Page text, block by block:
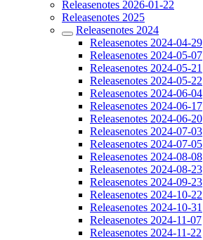
Releasenotes 2026-01-22
Releasenotes 2025
Releasenotes 2024
Releasenotes 2024-04-29
Releasenotes 2024-05-07
Releasenotes 2024-05-21
Releasenotes 2024-05-22
Releasenotes 2024-06-04
Releasenotes 2024-06-17
Releasenotes 2024-06-20
Releasenotes 2024-07-03
Releasenotes 2024-07-05
Releasenotes 2024-08-08
Releasenotes 2024-08-23
Releasenotes 2024-09-23
Releasenotes 2024-10-22
Releasenotes 2024-10-31
Releasenotes 2024-11-07
Releasenotes 2024-11-22